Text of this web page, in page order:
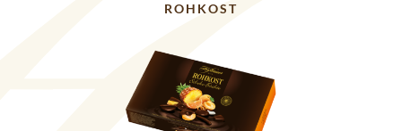
ROHKOST